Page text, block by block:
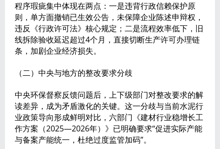
程序瑕疵集中体现在两点：一是违背行政信赖保护原
则，单方面撤销已生效公告，未保障企业陈述申辩权，
违反《行政许可法》核心规定；二是流程效率低下，旧
线拆除验收延迟超过4个月，直接切断生产许可办理链
条，加剧企业经济损失。
（二）中央与地方的整改要求分歧
中央环保督察反馈问题后，上下级部门对整改要求的解
读差异，成为矛盾激化的关键。这一分歧与当前水泥行
业政策导向形成鲜明对比，六部门《建材行业稳增长工
作方案（2025—2026年）》已明确要求“促进实际产能
与备案产能统一，杜绝过度监管加码”。